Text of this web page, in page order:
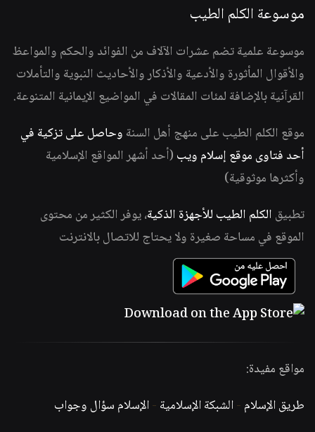
موسوعة الكلم الطيب
موسوعة علمية تضم عشرات الآلاف من الفوائد والحكم والمواعظ
والأقوال المأثورة والأدعية والأذكار والأحاديث النبوية والتأملات
القرآنية بالإضافة لمئات المقالات في المواضيع الإيمانية المتنوعة.
موقع الكلم الطيب على منهج أهل السنة وحاصل على تزكية في
أحد فتاوى موقع إسلام ويب (أحد أشهر المواقع الإسلامية
وأكثرها موثوقية)
تطبيق الكلم الطيب للأجهزة الذكية، يوفر الكثير من محتوى
الموقع في مساحة صغيرة ولا يحتاج للاتصال بالانترنت
مواقع مفيدة:
طريق الإسلام -الشبكة الإسلامية -الإسلام سؤال وجواب